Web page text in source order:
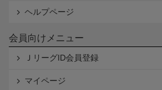
ヘルプページ
会員向けメニュー
ＪリーグID会員登録
マイページ